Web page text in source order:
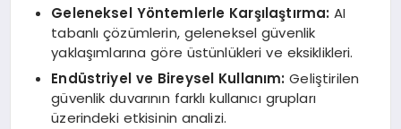
Geleneksel Yöntemlerle Karşılaştırma: AI
tabanlı çözümlerin, geleneksel güvenlik
yaklaşımlarına göre üstünlükleri ve eksiklikleri.
Endüstriyel ve Bireysel Kullanım: Geliştirilen
güvenlik duvarının farklı kullanıcı grupları
üzerindeki etkisinin analizi.